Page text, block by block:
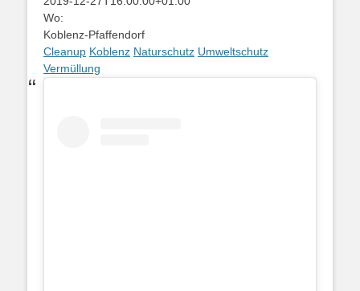
Wo:
Koblenz-Pfaffendorf
Cleanup Koblenz Naturschutz Umweltschutz
Vermüllung